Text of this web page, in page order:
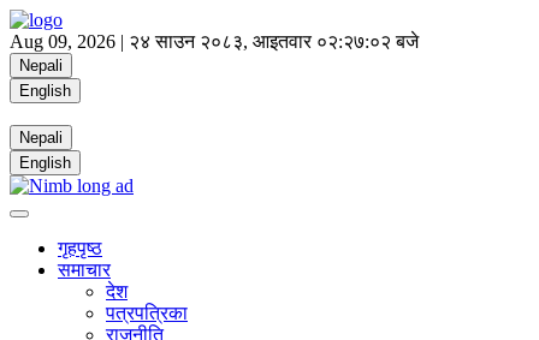
Aug 09, 2026 | २४ साउन २०८३, आइतवार ०२:२७:०२ बजे
Nepali
English
Nepali
English
गृहपृष्ठ
समाचार
देश
पत्रपत्रिका
राजनीति